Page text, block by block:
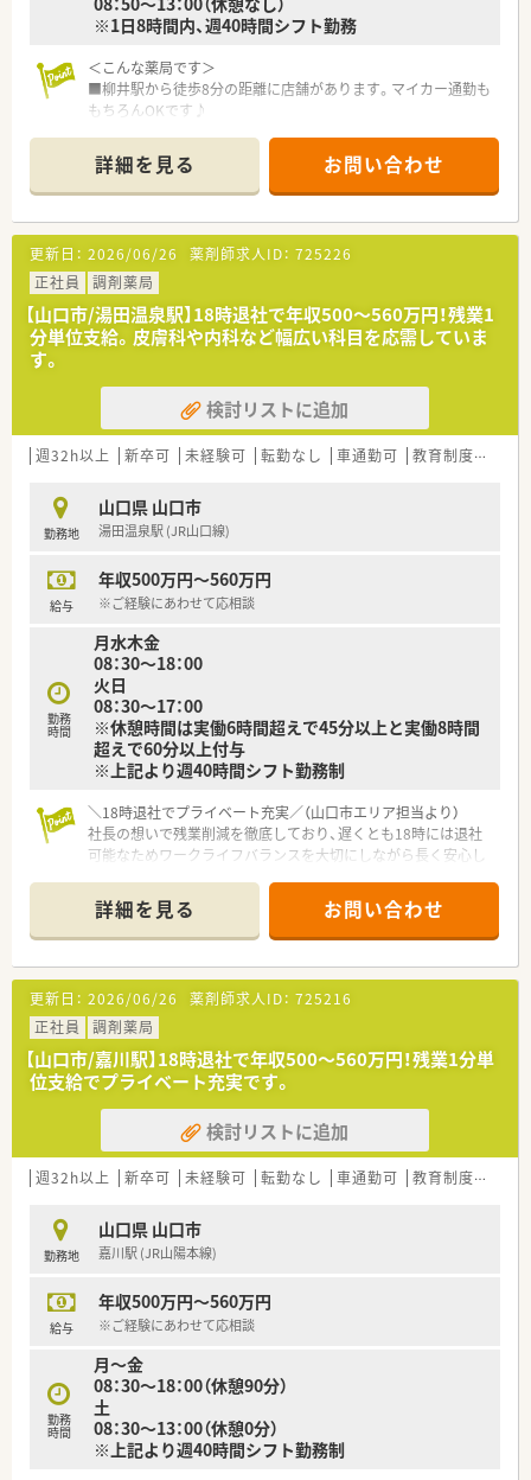
ます。
■勤続30年以上のスタッフが在籍するなど定着率が非常に高
えます。
【職場環境と雰囲気】
■常勤薬剤師は30代の女性2名で構成されており、明るく活気の
ある雰囲気の中で互いに相談し合いながら業務を進めていま
す。
■50代のベテランパートスタッフも在籍しており、世代を超え
てサポートし合える環境があるため、中途入社の方も馴染みやす
いです。
■事務スタッフも複数名体制で配置されており、薬剤師が本来の
専門業務に専念できるよう、店舗全体で連携を密に取っていま
す。
※1日8時間内、週40時間シフト勤務
＜こんな薬局です＞
■柳井駅から徒歩8分の距離に店舗があります。マイカー通勤も
もちろんOKです♪
■残業は月7時間程度です。
＜業務内容＞
■近隣のクリニックより内科、外科をメインに処方応需していま
す。
■処方箋枚数は約60枚/日です。
＜研修制度＞
■現場の先輩薬剤師より指導を受けて頂きます。
■柳井市で2店舗運営する調剤薬局です。
■駅から非常に近い場所に出店をしておりアクセス良好です。
■対人業務に専念できるよう設備も充実しています。
■健康サポート薬局にも選ばれている薬局です。
＜こんな方にもおすすめ＞
■調剤未経験の方
■公共交通機関での通勤をお考えの方
詳細を見る お問い合わせ
更新日： 2026/06/26 薬剤師求人ID： 725226
正社員
調剤薬局
【山口市/湯田温泉駅】18時退社で年収500〜560万円！残業1
分単位支給。皮膚科や内科など幅広い科目を応需していま
す。
検討リストに追加
週32h以上 新卒可 未経験可 転勤なし 車通勤可 教育制度あり
勤務地
山口県 山口市
湯田温泉駅 (JR山口線)
給与
年収500万円～560万円
※ご経験にあわせて応相談
勤務
時間
月水木金
08：30～18：00
火日
08：30～17：00
※休憩時間は実働6時間超えで45分以上と実働8時間
超えで60分以上付与
※上記より週40時間シフト勤務制
＼18時退社でプライベート充実／（山口市エリア担当より）
社長の想いで残業削減を徹底しており、遅くとも18時には退社
可能なためワークライフバランスを大切にしながら長く安心し
【店舗情報と応需状況について】
■湯田温泉駅から車で5分の場所にあり、皮膚科や整形外科をは
じめとする多岐にわたる処方箋を応需しています。
■1日の処方箋応需枚数は約10枚と落ち着いており、患者様一人
ひとりとじっくり向き合えるゆとりある環境です。
■外来での調剤業務に加えて先進的な在宅業務にも積極的に注
力しており、地域医療に幅広く貢献できる薬局です。
【法人特徴について】
■社員一人ひとりを大切にする社長のもと、残業を減らしてプラ
イベートの時間を確保する方針が徹底されている組織です。
■薬剤師と医療事務が垣根を越えてチームとして協力し合い、
日々の困りごとを全員で解決していく風通しの良い環境です。
いており、往診同行の依頼を直接受けることも珍しくありませ
ん。
■経験豊富なベテラン社員が多数在籍しており、スタッフ同士の
仲も非常に良いため、互いに専門性を高め合える雰囲気です。
自由に意見を言い合える心理的安全性の高い職場環境です。
■社長自身も現場に入って社員と密にコミュニケーションを取
っており、経営層との距離が近く風通しの良い社風が魅力です。
【こんな方が活躍中】
詳細を見る お問い合わせ
更新日： 2026/06/26 薬剤師求人ID： 725216
正社員
調剤薬局
【山口市/嘉川駅】18時退社で年収500〜560万円！残業1分単
位支給でプライベート充実です。
検討リストに追加
週32h以上 新卒可 未経験可 転勤なし 車通勤可 教育制度あり
勤務地
山口県 山口市
嘉川駅 (JR山陽本線)
給与
年収500万円～560万円
※ご経験にあわせて応相談
勤務
時間
月～金
08：30～18：00（休憩90分）
土
08：30～13：00（休憩0分）
※上記より週40時間シフト勤務制